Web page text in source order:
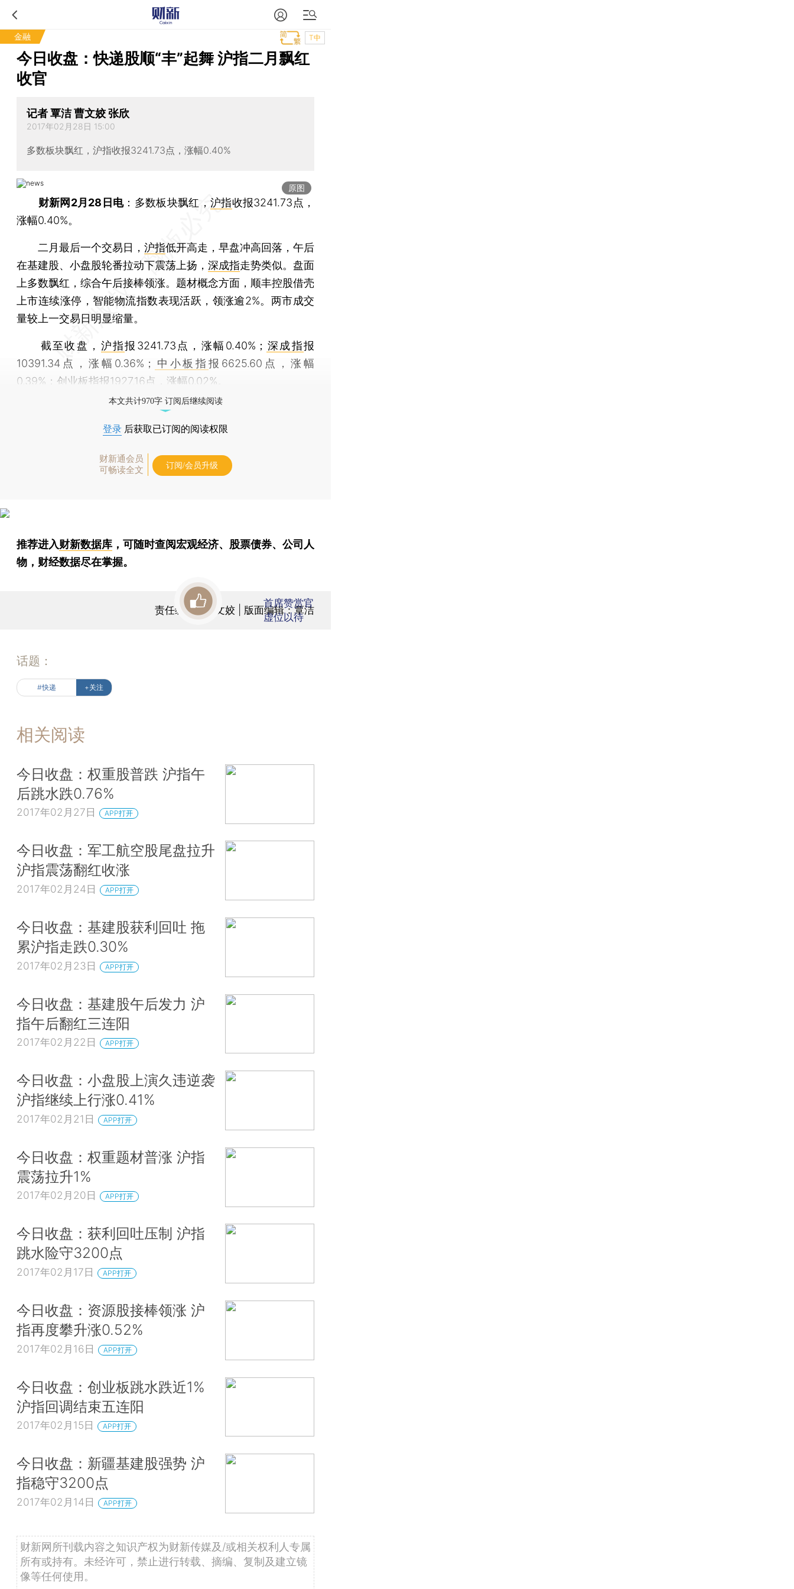
金融 T中
今日收盘：快递股顺“丰”起舞 沪指二月飘红
收官
记者 覃洁 曹文姣 张欣
2017年02月28日 15:00
多数板块飘红，沪指收报3241.73点，涨幅0.40%
原图
财新网2月28日电：多数板块飘红，沪指收报3241.73点，
涨幅0.40%。
二月最后一个交易日， 沪指低开高走，早盘冲高回落，午后
在基建股、小盘股轮番拉动下震荡上扬， 深成指走势类似。盘面
上多数飘红，综合午后接棒领涨。题材概念方面，顺丰控股借壳
上市连续涨停，智能物流指数表现活跃，领涨逾2%。两市成交
量较上一交易日明显缩量。
截至收盘， 沪指报3241.73点，涨幅0.40%； 深成指报
10391.34点，涨幅0.36%；
中小板指报6625.60点，涨幅
0.39%； 创业板指报1927.16点，涨幅0.02%。
本文共计970字 订阅后继续阅读
登录 后获取已订阅的阅读权限
财新通会员
可畅读全文
订阅/会员升级
推荐进入财新数据库 ，可随时查阅宏观经济、股票债券、公司人
物，财经数据尽在掌握。
责任编辑：曹文姣 | 版面编辑：覃洁
首席赞赏官
虚位以待
话题：
#快递 +关注
相关阅读
今日收盘：权重股普跌 沪指午
后跳水跌0.76%
2017年02月27日 APP打开
今日收盘：军工航空股尾盘拉升
沪指震荡翻红收涨
2017年02月24日 APP打开
今日收盘：基建股获利回吐 拖
累沪指走跌0.30%
2017年02月23日 APP打开
今日收盘：基建股午后发力 沪
指午后翻红三连阳
2017年02月22日 APP打开
今日收盘：小盘股上演久违逆袭
沪指继续上行涨0.41%
2017年02月21日 APP打开
今日收盘：权重题材普涨 沪指
震荡拉升1%
2017年02月20日 APP打开
今日收盘：获利回吐压制 沪指
跳水险守3200点
2017年02月17日 APP打开
今日收盘：资源股接棒领涨 沪
指再度攀升涨0.52%
2017年02月16日 APP打开
今日收盘：创业板跳水跌近1%
沪指回调结束五连阳
2017年02月15日 APP打开
今日收盘：新疆基建股强势 沪
指稳守3200点
2017年02月14日 APP打开
财新网所刊载内容之知识产权为财新传媒及/或相关权利人专属
所有或持有。未经许可，禁止进行转载、摘编、复制及建立镜
像等任何使用。